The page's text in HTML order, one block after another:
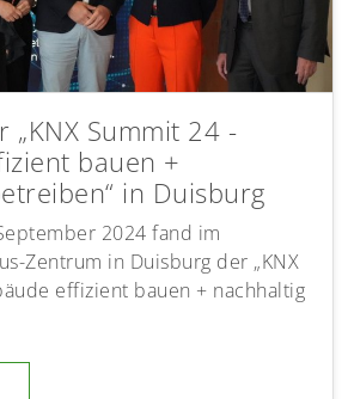
„KNX Summit 24 -
bauen +
in Duisburg
2024 fand im
Zentrum in Duisburg der „KNX
effizient bauen + nachhaltig